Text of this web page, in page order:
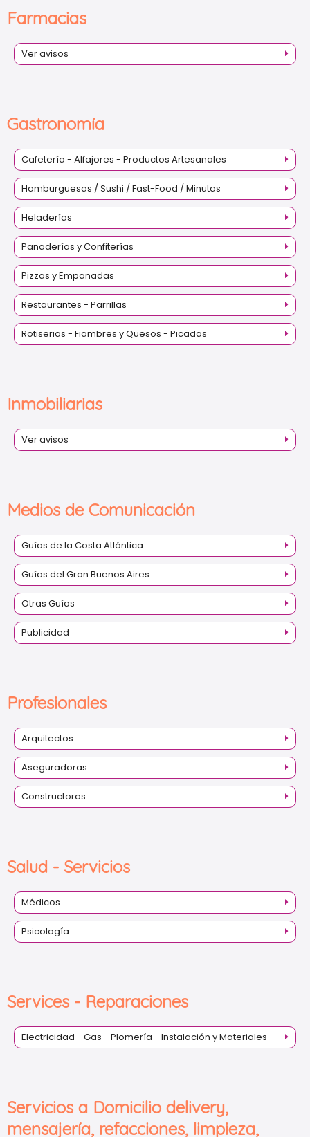
Farmacias
Ver avisos
Gastronomía
Cafetería - Alfajores - Productos Artesanales
Hamburguesas / Sushi / Fast-Food / Minutas
Heladerías
Panaderías y Confiterías
Pizzas y Empanadas
Restaurantes - Parrillas
Rotiserias - Fiambres y Quesos - Picadas
Inmobiliarias
Ver avisos
Medios de Comunicación
Guías de la Costa Atlántica
Guías del Gran Buenos Aires
Otras Guías
Publicidad
Profesionales
Arquitectos
Aseguradoras
Constructoras
Salud - Servicios
Médicos
Psicología
Services - Reparaciones
Electricidad - Gas - Plomería - Instalación y Materiales
Servicios a Domicilio delivery,
mensajería, refacciones, limpieza,